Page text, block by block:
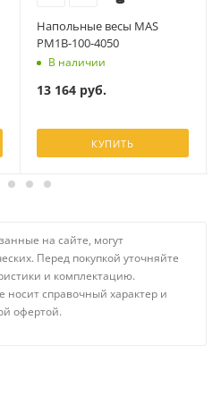
Напольные весы MAS
PM1B-100-4050
В наличии
13 164руб.
КУПИТЬ
на сайте, могут
Перед покупкой уточняйте
и комплектацию.
справочный характер и
офертой.